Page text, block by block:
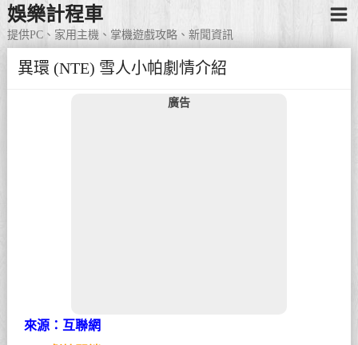
娛樂計程車
提供PC、家用主機、掌機遊戲攻略、新聞資訊
異環 (NTE) 雪人小帕劇情介紹
廣告
來源：互聯網